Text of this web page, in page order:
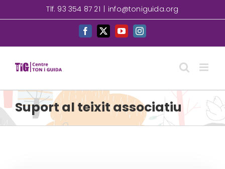
to
Tlf. 93 354 87 21 info@toniguida.org
Facebook
X YouTubeInstagram
Suport al teixit associatiu